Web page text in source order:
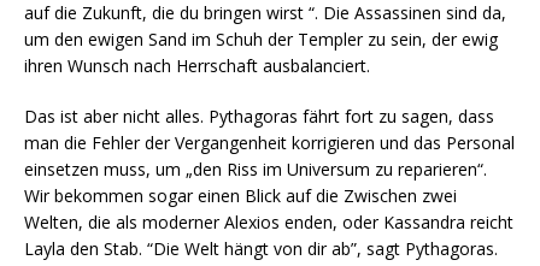
auf die Zukunft, die du bringen wirst “. Die Assassinen sind da,
um den ewigen Sand im Schuh der Templer zu sein, der ewig
ihren Wunsch nach Herrschaft ausbalanciert.
Das ist aber nicht alles. Pythagoras fährt fort zu sagen, dass
man die Fehler der Vergangenheit korrigieren und das Personal
einsetzen muss, um „den Riss im Universum zu reparieren“.
Wir bekommen sogar einen Blick auf die Zwischen zwei
Welten, die als moderner Alexios enden, oder Kassandra reicht
Layla den Stab. “Die Welt hängt von dir ab”, sagt Pythagoras.